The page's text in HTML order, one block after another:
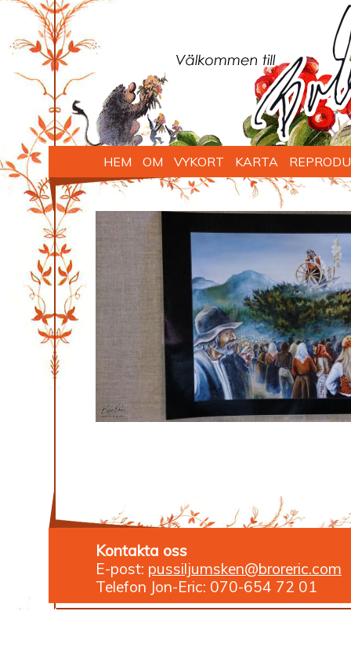
HEM OM VYKORT KARTA
Kontakta oss
E-post: pussiljumsken@broreric.com
Telefon Jon-Eric: 070-654 72 01